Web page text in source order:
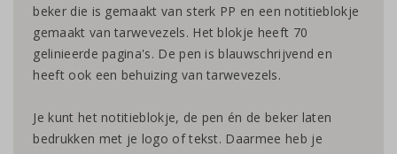
beker die is gemaakt van sterk PP en een notitieblokje
gemaakt van tarwevezels. Het blokje heeft 70
gelinieerde pagina's. De pen is blauwschrijvend en
heeft ook een behuizing van tarwevezels.
Je kunt het notitieblokje, de pen én de beker laten
bedrukken met je logo of tekst. Daarmee heb je